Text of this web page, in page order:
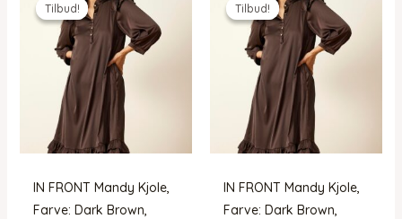
Tilbud!
Tilbud!
IN FRONT Mandy Kjole,
Farve: Dark Brown,
Tilbud!
Tilbud!
IN FRONT Mandy Kjole,
Farve: Dark Brown,